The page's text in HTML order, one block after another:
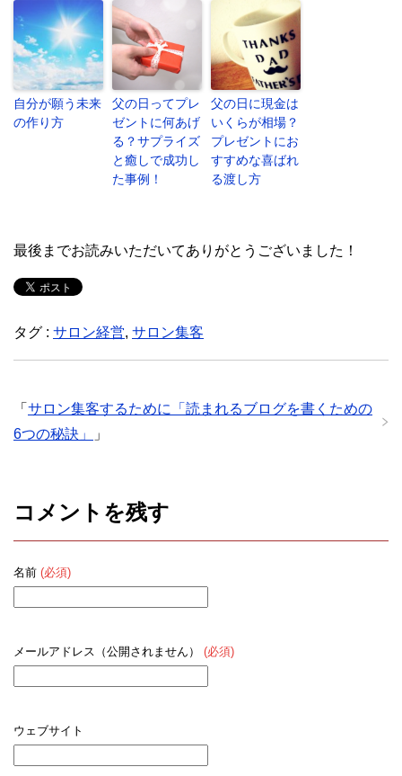
自分が願う未来
の作り方
父の日ってプレ
ゼントに何あげ
る？サプライズ
と癒しで成功し
た事例！
父の日に現金は
いくらが相場？
プレゼントにお
すすめな喜ばれ
る渡し方
最後までお読みいただいてありがとうございました！
タグ : サロン経営, サロン集客
「 サロン集客するために「読まれるブログを書くための
6つの秘訣」
」
コメントを残す
名前 (必須)
メールアドレス（公開されません） (必須)
ウェブサイト